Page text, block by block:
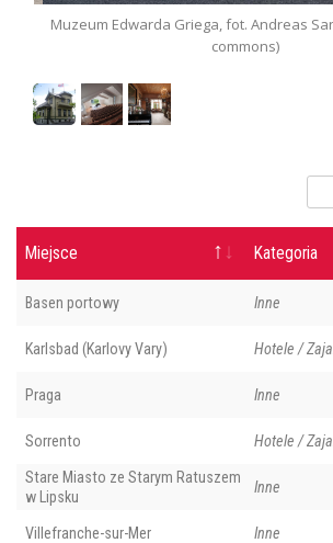
Muzeum Edwarda Griega, fot. Andreas
commons)
Miejsce Kategoria
Basen portowy Inne
Karlsbad (Karlovy Vary) Hotele /
Praga Inne
Sorrento Hotele /
Stare Miasto ze Starym Ratuszem
w Lipsku
Inne
Villefranche-sur-Mer Inne